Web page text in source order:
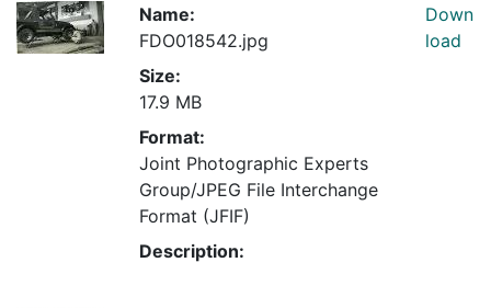
Name:
FDO018542.jpg
Size:
17.9 MB
Format:
Joint Photographic Experts
Group/JPEG File Interchange
Format (JFIF)
Description:
Down
load